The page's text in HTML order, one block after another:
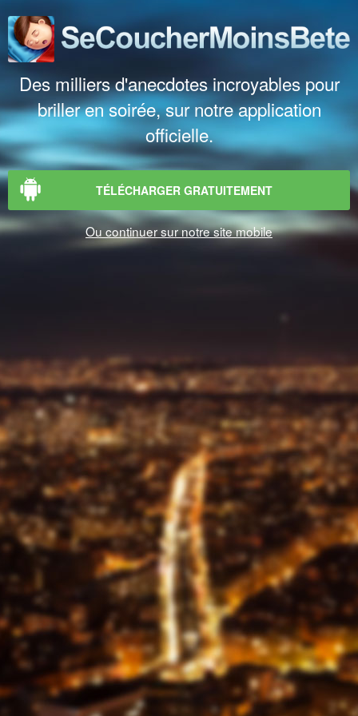
Des milliers d'anecdotes incroyables pour
briller en soirée, sur notre application
officielle.
TÉLÉCHARGER GRATUITEMENT
Ou continuer sur notre site mobile